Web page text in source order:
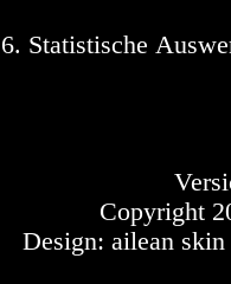
6. Statistische
Copyright
Design: ailean